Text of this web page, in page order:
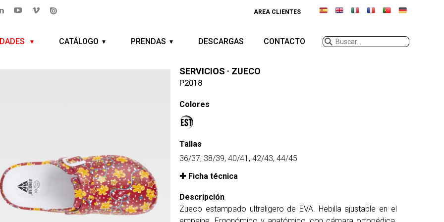
AREA CLIENTES
CATÁLOGO PRENDAS DESCARGAS CONTACTO
SERVICIOS · ZUECO
P2018
Colores
Tallas
36/37, 38/39, 40/41, 42/43, 44/45
Ficha técnica
Descripción
Zueco estampado ultraligero de EVA. Hebilla ajustable en el